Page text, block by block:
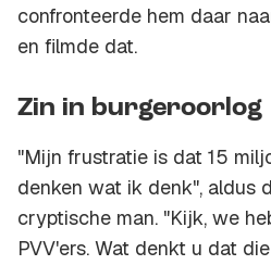
confronteerde hem daar
en filmde dat.
Zin in burgeroorlog
"Mijn frustratie is dat 15
denken wat ik denk", aldus
cryptische man. "Kijk, we
PVV'ers. Wat denkt u dat